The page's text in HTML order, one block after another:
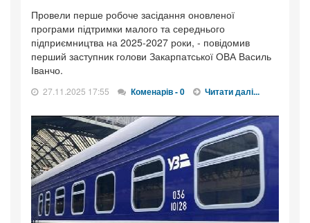
Провели перше робоче засідання оновленої
програми підтримки малого та середнього
підприємництва на 2025-2027 роки, - повідомив
перший заступник голови Закарпатської ОВА Василь
Іванчо.
27.11.2025 17:55 Коменарів - 0 Читати далі...